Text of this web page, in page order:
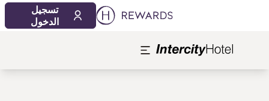
تسجيل
الدخول